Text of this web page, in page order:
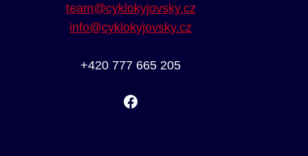
team@cyklokyjovsky.cz
info@cyklokyjovsky.cz
+420 777 665 205
Facebook